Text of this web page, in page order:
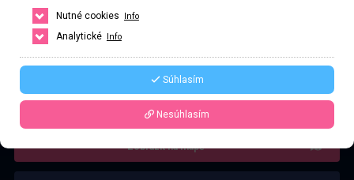
Řekněte že voláte z webu www.privatzone.com
Zobrazit na mapě
Nutné cookies
Info
Analytické Info
Súhlasím
Nesúhlasím